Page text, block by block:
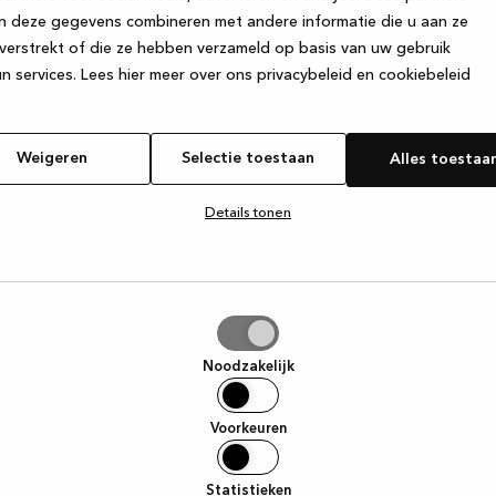
deze gegevens combineren met andere informatie die u aan ze
of die ze hebben verzameld op basis van uw gebruik
services. Lees hier meer over ons privacybeleid en cookiebeleid
Weigeren Selectie toestaan Alles
Details tonen
Noodzakelijk
Voorkeuren
Statistieken
has occurred while loadingwww.kvik.nl (see the